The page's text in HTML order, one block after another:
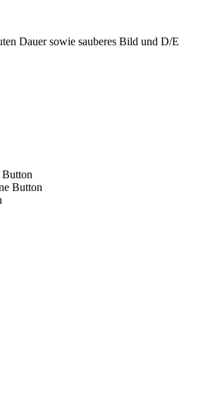
Dauer sowie sauberes Bild und D/E